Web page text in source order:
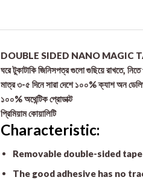
DOUBLE SIDED NANO MAGIC
ঘরে টুকাটাকি জিনিসপত্র গুলো গুছিয়ে রাখতে,
মাত্র ৩-৫ দিনে সারা দেশে ১০০% ক্যাশ অন
১০০% অথেন্টিক প্রোডাক্ট
প্রিমিয়াম কোয়ালিটি
Characteristic:
Removable double-sided
The good adhesive has no